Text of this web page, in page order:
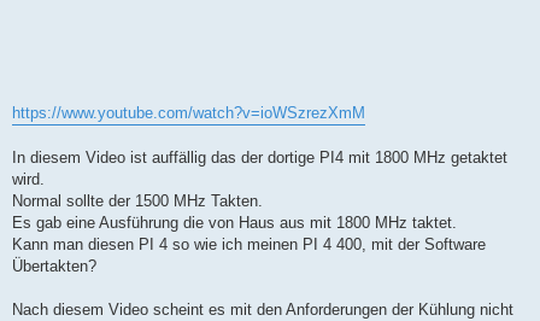
https://www.youtube.com/watch?v=ioWSzrezXmM
In diesem Video ist auffällig das der dortige PI4 mit 1800 MHz getaktet
wird.
Normal sollte der 1500 MHz Takten.
Es gab eine Ausführung die von Haus aus mit 1800 MHz taktet.
Kann man diesen PI 4 so wie ich meinen PI 4 400, mit der Software
Übertakten?
Nach diesem Video scheint es mit den Anforderungen der Kühlung nicht